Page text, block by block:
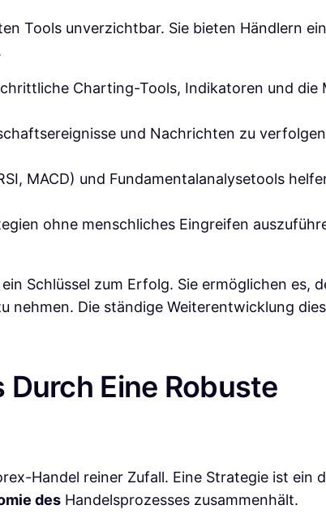
Tools unverzichtbar. Sie bieten Händlern
Charting-Tools, Indikatoren und die
und Nachrichten zu
MACD) und Fundamentalanalysetools
ohne menschliches Eingreifen
Schlüssel zum Erfolg. Sie ermöglichen es,
nehmen. Die ständige Weiterentwicklung
Eine Robuste
Handel reiner Zufall. Eine Strategie ist ein
des Handelsprozesses zusammenhält.